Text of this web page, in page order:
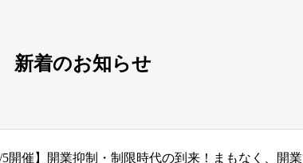
新着のお知らせ